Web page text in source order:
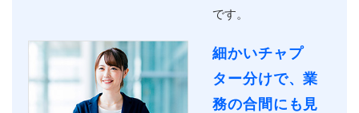
です。
細かいチャプ
ター分けで、業
務の合間にも見